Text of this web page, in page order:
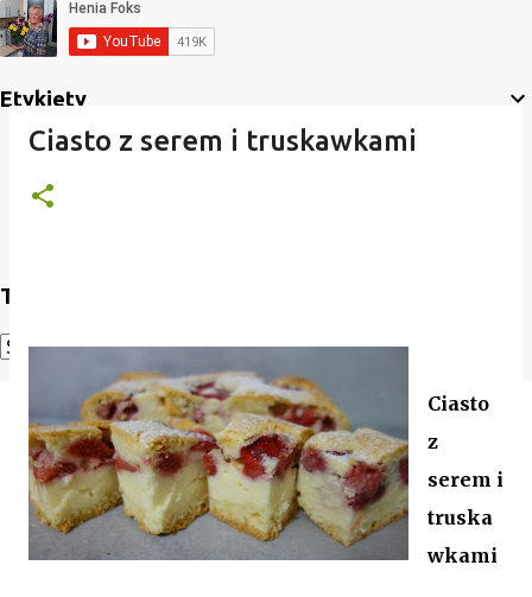
Etykiety
Translate
Translate
Ciasto z serem i truskawkami
Ciasto
z
serem i
truska
wkami